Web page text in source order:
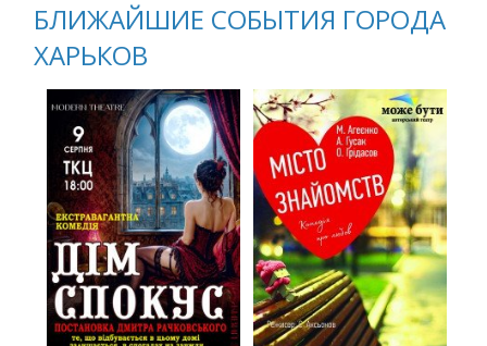
БЛИЖАЙШИЕ СОБЫТИЯ ГОРОДА
ХАРЬКОВ